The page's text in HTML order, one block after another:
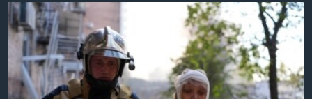
ចូល​
ទៅ​
ទំព័រ​
សម្ព័ន្ធ​
រំលង​
វិទ្យុ / ផតខាសថ៍
កម្មវិធីទាំងអស់
Khmer English